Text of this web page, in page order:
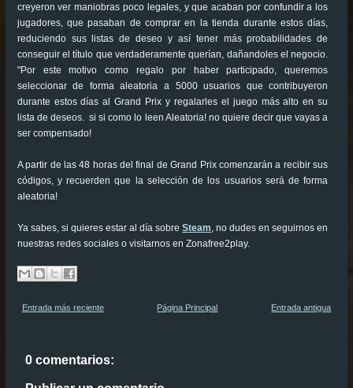
creyeron ver maniobras poco legales, y que acaban por confundir a los
jugadores, que pasaban de comprar en la tienda durante estos días,
reduciendo sus listas de deseo y así tener más probabilidades de
conseguir el título que verdaderamente querían, dañandoles el negocio.
"Por este motivo como regalo por haber participado, queremos
seleccionar de forma aleatoria a 5000 usuarios que contribuyeron
durante estos días al Grand Prix y regalarles el juego más alto en su
lista de deseos. si si como lo leen Aleatoria! no quiere decir que vayas a
ser compensado!
A partir de las 48 horas del final de Grand Prix comenzarán a recibir sus
códigos, y recuerden que la selección de los usuarios será de forma
aleatoria!
Ya sabes, si quieres estar al día sobreSteam, no dudes en seguirnos en
nuestras redes sociales o visitarnos en Zonafree2play.
Entrada más reciente Entrada antigua
Página Principal
0 comentarios: